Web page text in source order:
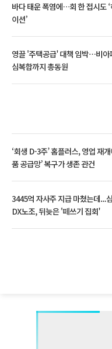
바다 태운 폭염에…회 한 접시도
이션’
영끌 '주택공급' 대책 임박⋯비아
심복합까지 총동원
‘회생 D-3주’ 홈플러스, 영업 재
품 공급망’ 복구가 생존 관건
3445억 자사주 지급 마쳤는데...
DX노조, 뒤늦은 '떼쓰기 집회'